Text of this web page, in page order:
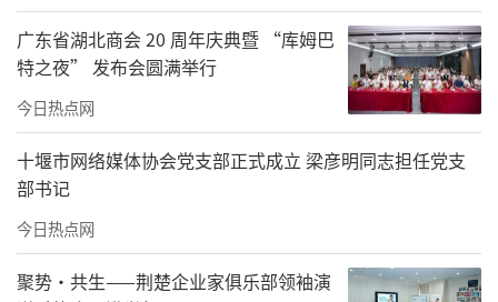
广东省湖北商会 20 周年庆典暨 “库姆巴
特之夜” 发布会圆满举行
今日热点网
十堰市网络媒体协会党支部正式成立 梁彦明同志担任党支
部书记
今日热点网
聚势·共生——荆楚企业家俱乐部领袖演